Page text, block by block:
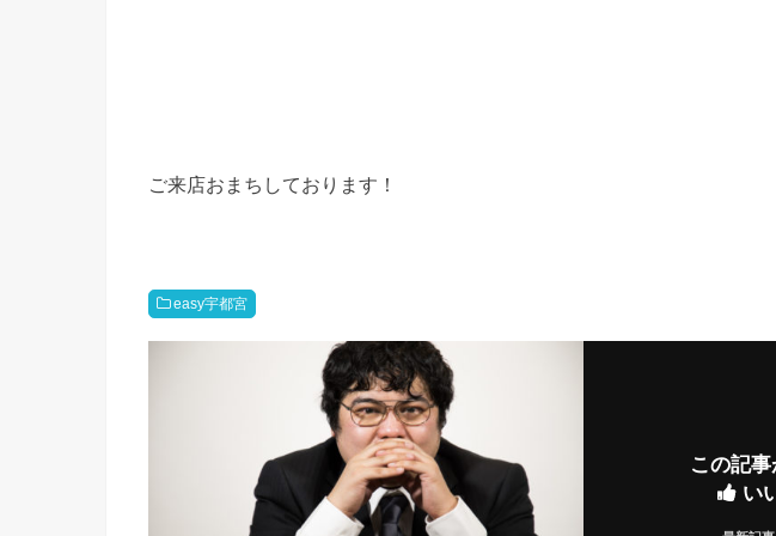
ご来店おまちしております！
easy宇都宮
この記
い